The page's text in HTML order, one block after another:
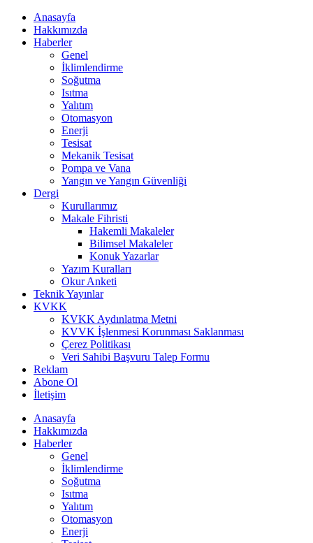
Anasayfa
Hakkımızda
Haberler
Genel
İklimlendirme
Soğutma
Isıtma
Yalıtım
Otomasyon
Enerji
Tesisat
Mekanik Tesisat
Pompa ve Vana
Yangın ve Yangın Güvenliği
Dergi
Kurullarımız
Makale Fihristi
Hakemli Makaleler
Bilimsel Makaleler
Konuk Yazarlar
Yazım Kuralları
Okur Anketi
Teknik Yayınlar
KVKK
KVKK Aydınlatma Metni
KVVK İşlenmesi Korunması Saklanması
Çerez Politikası
Veri Sahibi Başvuru Talep Formu
Reklam
Abone Ol
İletişim
Anasayfa
Hakkımızda
Haberler
Genel
İklimlendirme
Soğutma
Isıtma
Yalıtım
Otomasyon
Enerji